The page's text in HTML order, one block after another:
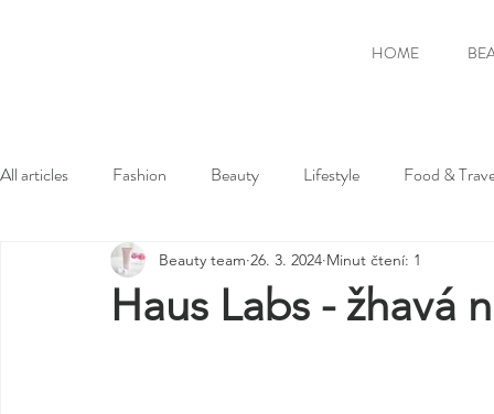
HOME
All articles Fashion Beauty Lifestyle Food &
Haus Labs - žhavá
Beauty team 26. 3. 2024 Minut čtení: 1